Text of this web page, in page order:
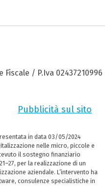
/ P.Iva 02437210996
Pubblicità sul sito
in data 03/05/2024
nelle micro, piccole e
il sostegno finanziario
per la realizzazione di un
aziendale. L’intervento ha
consulenze specialistiche in